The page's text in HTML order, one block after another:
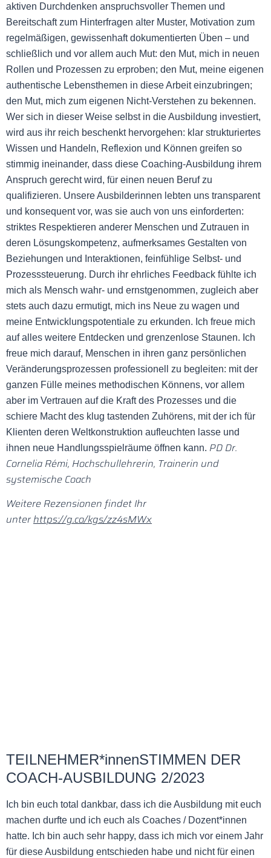
aktiven Durchdenken anspruchsvoller Themen und
Bereitschaft zum Hinterfragen alter Muster, Motivation zum
regelmäßigen, gewissenhaft dokumentierten Üben – und
schließlich und vor allem auch Mut: den Mut, mich in neuen
Rollen und Prozessen zu erproben; den Mut, meine eigenen
authentische Lebensthemen in diese Arbeit einzubringen;
den Mut, mich zum eigenen Nicht-Verstehen zu bekennen.
Wer sich in dieser Weise selbst in die Ausbildung investiert,
wird aus ihr reich beschenkt hervorgehen: klar strukturiertes
Wissen und Handeln, Reflexion und Können greifen so
stimmig ineinander, dass diese Coaching-Ausbildung ihrem
Anspruch gerecht wird, für einen neuen Beruf zu
qualifizieren. Unsere Ausbilderinnen lebten uns transparent
und konsequent vor, was sie auch von uns einforderten:
striktes Respektieren anderer Menschen und Zutrauen in
deren Lösungskompetenz, aufmerksames Gestalten von
Beziehungen und Interaktionen, feinfühlige Selbst- und
Prozesssteuerung. Durch ihr ehrliches Feedback fühlte ich
mich als Mensch wahr- und ernstgenommen, zugleich aber
stets auch dazu ermutigt, mich ins Neue zu wagen und
meine Entwicklungspotentiale zu erkunden. Ich freue mich
auf alles weitere Entdecken und grenzenlose Staunen. Ich
freue mich darauf, Menschen in ihren ganz persönlichen
Veränderungsprozessen professionell zu begleiten: mit der
ganzen Fülle meines methodischen Könnens, vor allem
aber im Vertrauen auf die Kraft des Prozesses und die
schiere Macht des klug tastenden Zuhörens, mit der ich für
Klienten deren Weltkonstruktion aufleuchten lasse und
ihnen neue Handlungsspielräume öffnen kann. PD Dr.
Cornelia Rémi, Hochschullehrerin, Trainerin und
systemische Coach
Weitere Rezensionen findet Ihr
unterhttps://g.co/kgs/zz4sMWx
TEILNEHMER*innenSTIMMEN DER
COACH-AUSBILDUNG 2/2023
Ich bin euch total dankbar, dass ich die Ausbildung mit euch
machen durfte und ich euch als Coaches / Dozent*innen
hatte. Ich bin auch sehr happy, dass ich mich vor einem Jahr
für diese Ausbildung entschieden habe und nicht für einen